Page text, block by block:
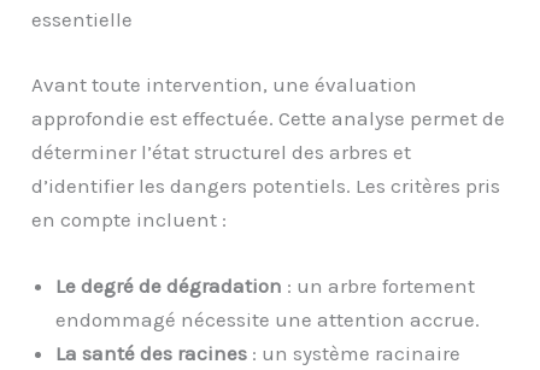
essentielle
Avant toute intervention, une évaluation
approfondie est effectuée. Cette analyse permet de
déterminer l’état structurel des arbres et
d’identifier les dangers potentiels. Les critères pris
en compte incluent :
Le degré de dégradation : un arbre fortement
endommagé nécessite une attention accrue.
La santé des racines : un système racinaire